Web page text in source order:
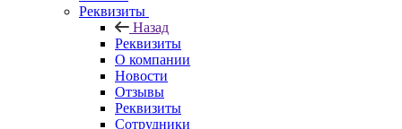
Реквизиты
Назад
Реквизиты
О компании
Новости
Отзывы
Реквизиты
Сотрудники